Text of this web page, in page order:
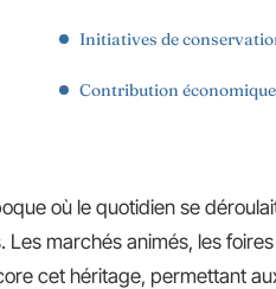
Initiatives de
Contribution
où le quotidien se
marchés animés, les
cet héritage, permettant